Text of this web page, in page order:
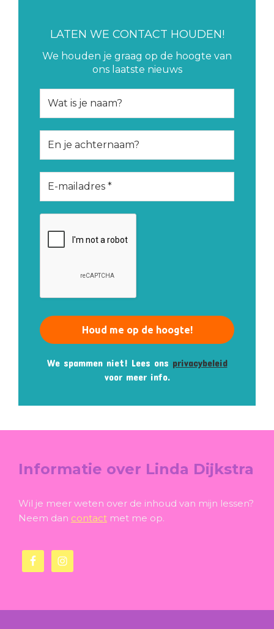
LATEN WE CONTACT HOUDEN!
We houden je graag op de hoogte van
ons laatste nieuws
We spammen niet! Lees ons privacybeleid
voor meer info.
Footer
Informatie over Linda Dijkstra
Wil je meer weten over de inhoud van mijn lessen?
Neem dan contact met me op.